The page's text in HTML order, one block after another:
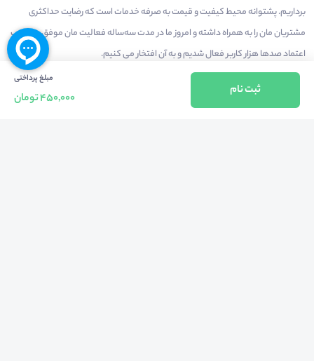
مبلغ پرداختی
450,000 تومان
ثبت نام
برداریم. پشتوانه محیط کیفیت و قیمت به صرفه خدمات است که رضایت حداکثری
مشتریان مان را به همراه داشته و امروز ما در مدت سه‌ساله فعالیت مان موفق به کسب
اعتماد صدها هزار کاربر فعال شدیم و به آن افتخار می‌ کنیم.